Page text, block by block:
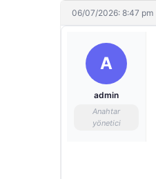
06/07/2026: 8:47 pm
A
admin
Anahtar
yönetici